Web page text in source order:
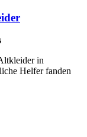
in
Helfer fanden